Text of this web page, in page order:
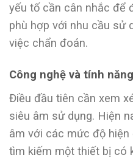
yếu tố cần cân nhắc để
phù hợp với nhu cầu sử
việc chẩn đoán.
Công nghệ và tính năng
Điều đầu tiên cần xem
siêu âm sử dụng. Hiện
âm với các mức độ hiện
tìm kiếm một thiết bị có